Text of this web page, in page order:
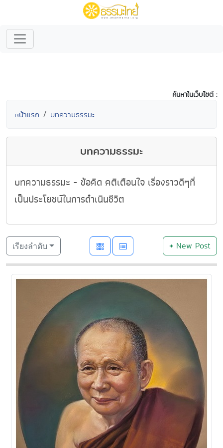
ค้นหาในเว็บไซต์ :
หน้าแรก บทความธรรมะ
บทความธรรมะ
บทความธรรมะ - ข้อคิด คติเตือนใจ เรื่องราวดีๆที่
เป็นประโยชน์ในการดำเนินชีวิต
เรียงลำดับ +New Post